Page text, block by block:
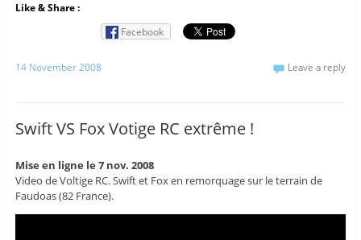
Like & Share :
Facebook
14 November 2008 Leave a reply
Swift VS Fox Votige RC extrême !
Mise en ligne le 7 nov. 2008
Video de Voltige RC. Swift et Fox en remorquage sur le terrain de
Faudoas (82 France).